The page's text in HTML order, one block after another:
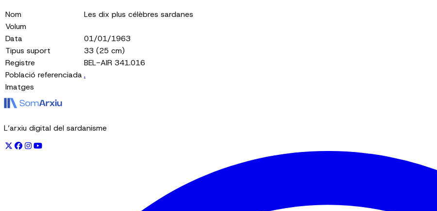
Nom
Les dix plus célèbres sardanes
Volum
Data
01/01/1963
Tipus suport
33 (25 cm)
Registre
BEL-AIR 341.016
Població referenciada .
Imatges
L’arxiu digital del sardanisme